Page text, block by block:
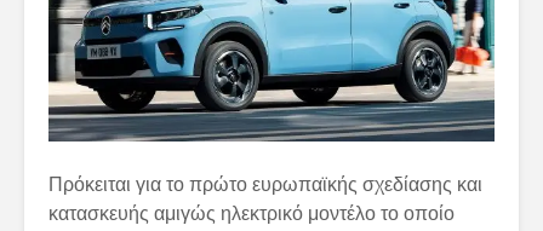
Πρόκειται για το πρώτο ευρωπαϊκής σχεδίασης και
κατασκευής αμιγώς ηλεκτρικό μοντέλο το οποίο